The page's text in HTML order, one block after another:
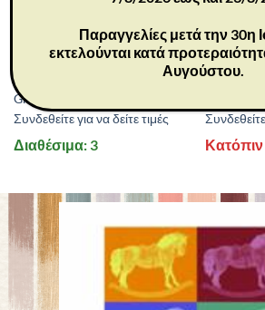
ΔΩΡΑ
Grandfather 14 cm
Συνδεθείτε για να δείτε τιμές
Διαθέσιμα: 3
26104
Παραγγελίες μετά την 30η
εκτελούνται κατά
Αυγούστου.